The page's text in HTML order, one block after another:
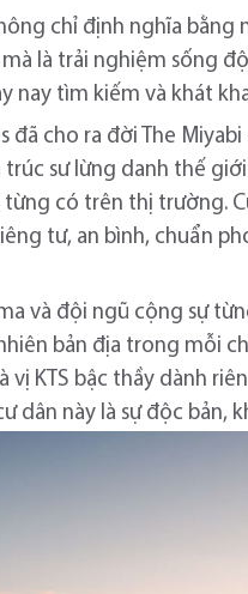
chỉ định nghĩa
là trải nghiệm sống
nay tìm kiếm và khát
đã cho ra đời The
trúc sư lừng danh thế
có trên thị trường.
tư, an bình, chuẩn
và đội ngũ cộng sự
bản địa trong mỗi
KTS bậc thầy dành
dân này là sự độc bản,